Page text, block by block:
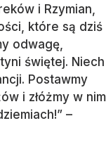
i Rzymian,
które są dziś
odwagę,
świętej. Niech
Postawmy
i złóżmy w nim
–